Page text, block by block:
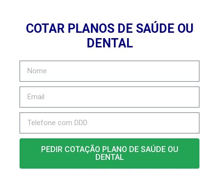
COTAR PLANOS DE SAÚDE OU
DENTAL
PEDIR COTAÇÃO PLANO DE SAÚDE OU
DENTAL